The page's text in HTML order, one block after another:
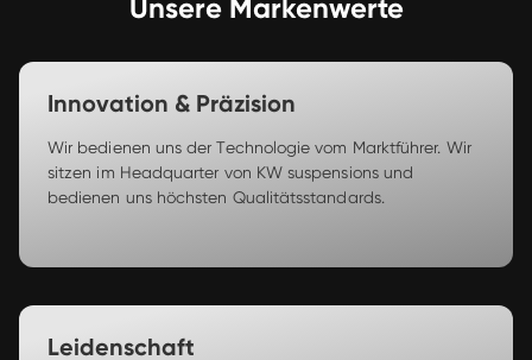
Unsere Markenwerte
Innovation & Präzision
Wir bedienen uns der Technologie vom Marktführer. Wir
sitzen im Headquarter von KW suspensions und
bedienen uns höchsten Qualitätsstandards.
Leidenschaft